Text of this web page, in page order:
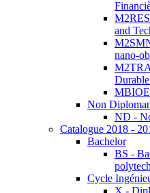
and
nano-
Non
ND -
Catalogue 2018 -
Bachelor
BS -
Cycle
X -